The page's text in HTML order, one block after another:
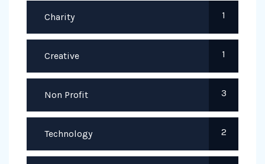
Charity 1
Creative 1
Non Profit 3
Technology 2